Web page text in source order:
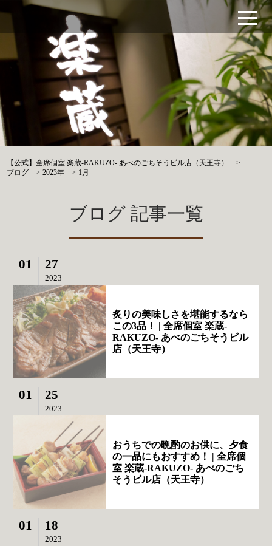
【公式】全席個室 楽蔵‐RAKUZO‐ あべのごちそうビル店（天王寺）
>
ブログ
>2023年 > 1月
ブログ 記事一覧
01 27
2023
炙りの美味しさを堪能するなら
この3品！ | 全席個室 楽蔵‐
RAKUZO‐ あべのごちそうビル
店（天王寺）
01 25
2023
おうちでの晩酌のお供に、夕食
の一品にもおすすめ！ | 全席個
室 楽蔵‐RAKUZO‐ あべのごち
そうビル店（天王寺）
01 18
2023